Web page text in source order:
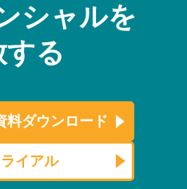
シャルを
する
料ダウンロード
イアル